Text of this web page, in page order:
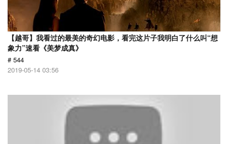
【越哥】我看过的最美的奇幻电影，看完这片子我明白了什么叫“想
象力”速看《美梦成真》
# 544
2019-05-14 03:56